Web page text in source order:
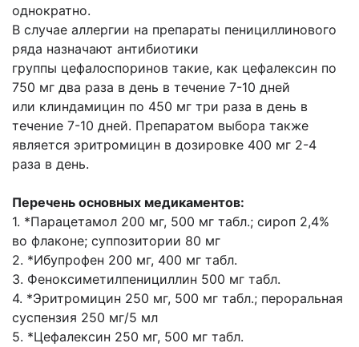
однократно.
В случае аллергии на препараты пенициллинового
ряда назначают антибиотики
группы цефалоспоринов такие, как цефалексин по
750 мг два раза в день в течение 7-10 дней
или клиндамицин по 450 мг три раза в день в
течение 7-10 дней. Препаратом выбора также
является эритромицин в дозировке 400 мг 2-4
раза в день.
Перечень основных медикаментов:
1. *Парацетамол 200 мг, 500 мг табл.; сироп 2,4%
во флаконе; суппозитории 80 мг
2. *Ибупрофен 200 мг, 400 мг табл.
3. Феноксиметилпенициллин 500 мг табл.
4. *Эритромицин 250 мг, 500 мг табл.; пероральная
суспензия 250 мг/5 мл
5. *Цефалексин 250 мг, 500 мг табл.